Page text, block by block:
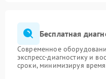
Бесплатная
Современное
экспресс-диагностику и
сроки, минимизируя время